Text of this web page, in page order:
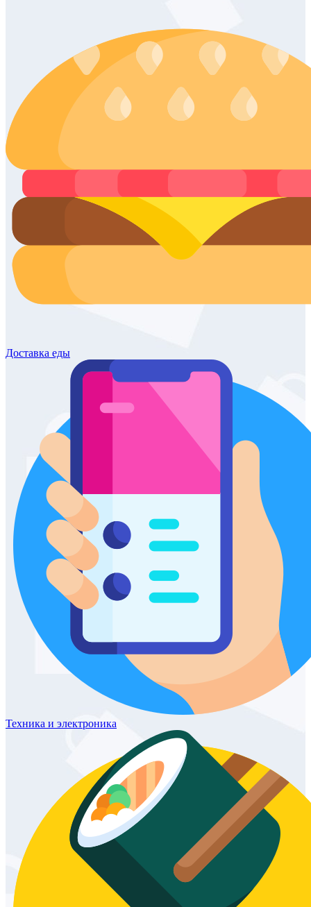
Доставка еды
Техника и электроника